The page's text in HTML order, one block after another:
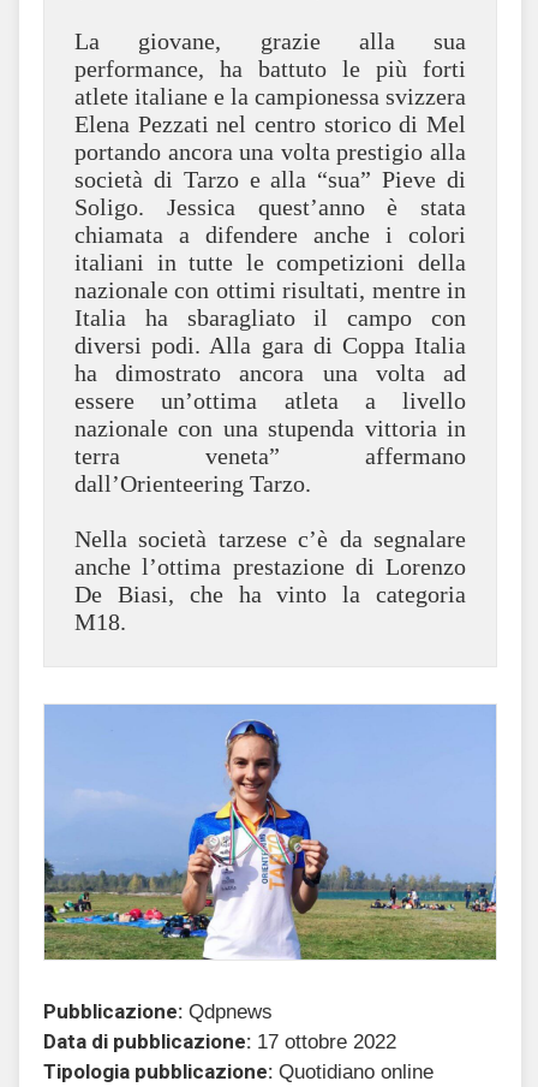
La giovane, grazie alla sua
performance, ha battuto le più forti
atlete italiane e la campionessa svizzera
Elena Pezzati nel centro storico di Mel
portando ancora una volta prestigio alla
società di Tarzo e alla “sua” Pieve di
Soligo. Jessica quest’anno è stata
chiamata a difendere anche i colori
italiani in tutte le competizioni della
nazionale con ottimi risultati, mentre in
Italia ha sbaragliato il campo con
diversi podi. Alla gara di Coppa Italia
ha dimostrato ancora una volta ad
essere un’ottima atleta a livello
nazionale con una stupenda vittoria in
terra veneta” affermano
dall’Orienteering Tarzo.
Nella società tarzese c’è da segnalare
anche l’ottima prestazione di Lorenzo
De Biasi, che ha vinto la categoria
M18.
Pubblicazione: Qdpnews
Data di pubblicazione: 17 ottobre 2022
Tipologia pubblicazione: Quotidiano online